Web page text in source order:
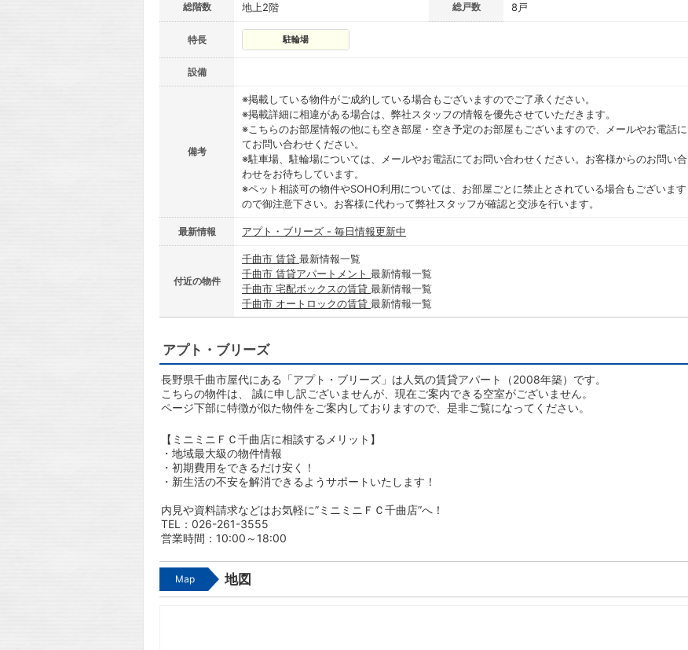
総階数 地上2階 総戸数 8戸
特長 駐輪場
設備
備考
※掲載している物件がご成約している場合もございますのでご了承ください。
※掲載詳細に相違がある場合は、弊社スタッフの情報を優先させていただきます。
※こちらのお部屋情報の他にも空き部屋・空き予定のお部屋もございますので、メールやお電話に
てお問い合わせください。
※駐車場、駐輪場については、メールやお電話にてお問い合わせください。お客様からのお問い合
わせをお待ちしています。
※ペット相談可の物件やSOHO利用については、お部屋ごとに禁止とされている場合もございます
ので御注意下さい。お客様に代わって弊社スタッフが確認と交渉を行います。
最新情報 アプト・ブリーズ - 毎日情報更新中
付近の物件
千曲市 賃貸 最新情報一覧
千曲市 賃貸アパートメント 最新情報一覧
千曲市 宅配ボックスの賃貸 最新情報一覧
千曲市 オートロックの賃貸 最新情報一覧
アプト・ブリーズ
長野県千曲市屋代にある「アプト・ブリーズ」は人気の賃貸アパート（2008年築）です。
こちらの物件は、 誠に申し訳ございませんが、現在ご案内できる空室がございません。
ページ下部に特徴が似た物件をご案内しておりますので、是非ご覧になってください。
【ミニミニＦＣ千曲店に相談するメリット】
・地域最大級の物件情報
・初期費用をできるだけ安く！
・新生活の不安を解消できるようサポートいたします！
内見や資料請求などはお気軽に”ミニミニＦＣ千曲店”へ！
TEL：026-261-3555
営業時間：10:00～18:00
Map 地図